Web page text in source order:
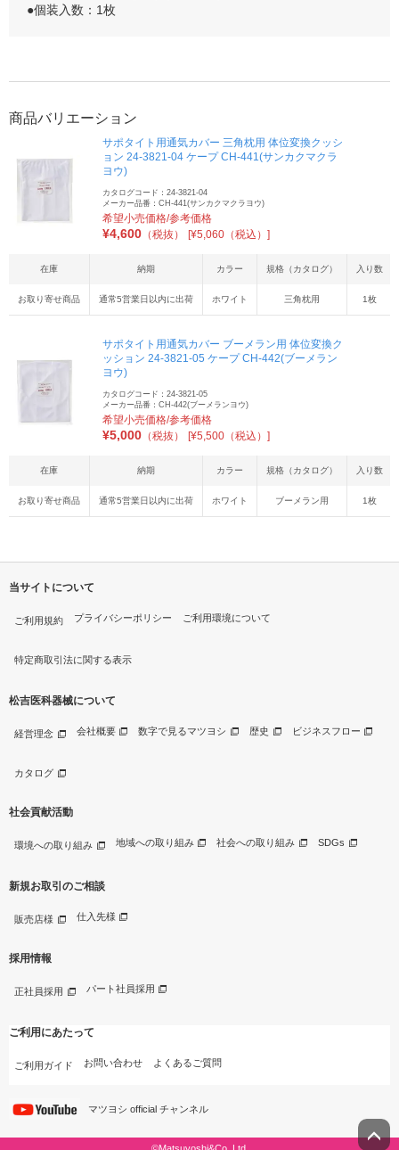
●個装入数：1枚
商品バリエーション
サポタイト用通気カバー 三角枕用 体位変換クッシ
ョン 24-3821-04 ケープ CH-441(サンカクマクラ
ヨウ)
カタログコード：24-3821-04
メーカー品番：CH-441(サンカクマクラヨウ)
希望小売価格/参考価格
¥4,600 （税抜） [¥5,060（税込）]
在庫 納期 カラー 規格（カタログ） 入り数
お取り寄せ商品 通常5営業日以内に出荷 ホワイト 三角枕用 1枚
サポタイト用通気カバー ブーメラン用 体位変換ク
ッション 24-3821-05 ケープ CH-442(ブーメラン
ヨウ)
カタログコード：24-3821-05
メーカー品番：CH-442(ブーメランヨウ)
希望小売価格/参考価格
¥5,000 （税抜） [¥5,500（税込）]
在庫 納期 カラー 規格（カタログ） 入り数
お取り寄せ商品 通常5営業日以内に出荷 ホワイト ブーメラン用 1枚
当サイトについて
ご利用規約 プライバシーポリシー ご利用環境について
特定商取引法に関する表示
松吉医科器械について
経営理念 会社概要 数字で見るマツヨシ 歴史 ビジネスフロー
カタログ
社会貢献活動
環境への取り組み 地域への取り組み 社会への取り組み SDGs
新規お取引のご相談
販売店様 仕入先様
採用情報
正社員採用 パート社員採用
ご利用にあたって
ご利用ガイド お問い合わせ よくあるご質問
マツヨシ official チャンネル